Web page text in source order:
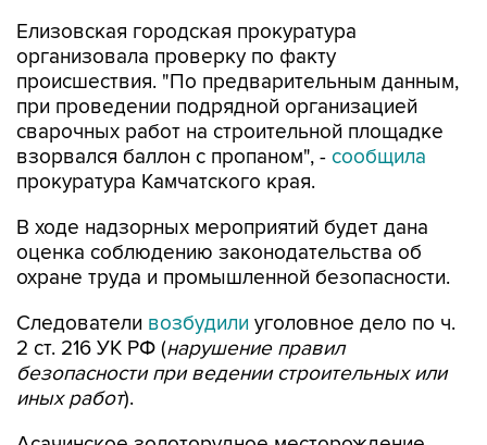
Елизовская городская прокуратура
организовала проверку по факту
происшествия. "По предварительным данным,
при проведении подрядной организацией
сварочных работ на строительной площадке
взорвался баллон с пропаном", - сообщила
прокуратура Камчатского края.
В ходе надзорных мероприятий будет дана
оценка соблюдению законодательства об
охране труда и промышленной безопасности.
Следователи возбудили уголовное дело по ч.
2 ст. 216 УК РФ (нарушение правил
безопасности при ведении строительных или
иных работ).